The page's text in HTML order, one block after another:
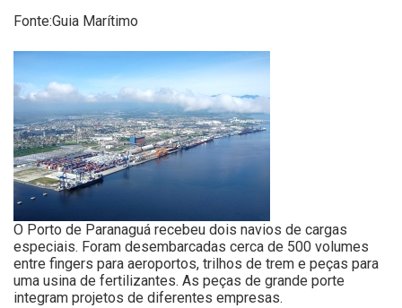
Fonte:Guia Marítimo
O Porto de Paranaguá recebeu dois navios de cargas
especiais. Foram desembarcadas cerca de 500 volumes
entre fingers para aeroportos, trilhos de trem e peças para
uma usina de fertilizantes. As peças de grande porte
integram projetos de diferentes empresas.